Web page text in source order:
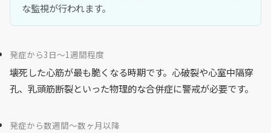
な監視が行われます。
発症から3日〜1週間程度
壊死した心筋が最も脆くなる時期です。心破裂や心室中隔穿
孔、乳頭筋断裂といった物理的な合併症に警戒が必要です。
発症から数週間〜数ヶ月以降